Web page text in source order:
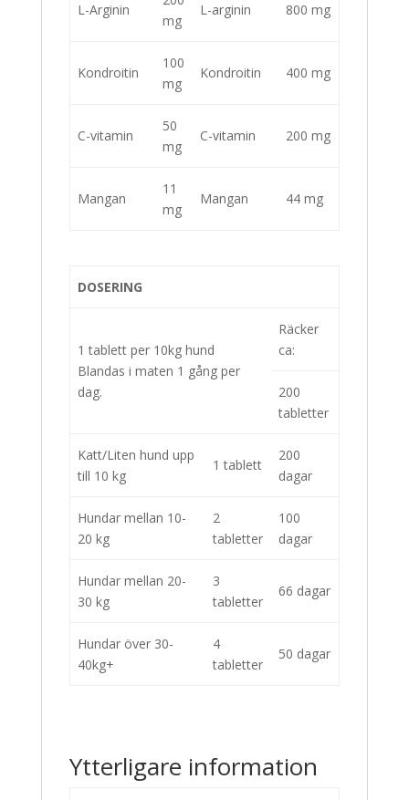
L-Arginin
mg
L-arginin 800 mg
Kondroitin
100
mg
Kondroitin 400 mg
C-vitamin
50
mg
C-vitamin 200 mg
Mangan
11
mg
Mangan 44 mg
DOSERING
1 tablett per 10kg hund
Blandas i maten 1 gång per
dag.
Räcker
ca:
200
tabletter
Katt/Liten hund upp
till 10 kg
1 tablett
200
dagar
Hundar mellan 10-
20 kg
2
tabletter
100
dagar
Hundar mellan 20-
30 kg
3
tabletter
66 dagar
Hundar över 30-
40kg+
4
tabletter
50 dagar
Ytterligare information